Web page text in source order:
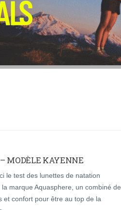
MODÈLE KAYENNE
le test des lunettes de natation
la marque Aquasphere, un combiné de
et confort pour être au top de la